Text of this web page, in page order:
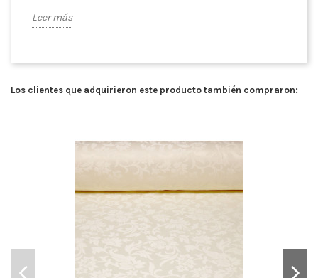
Leer más
Los clientes que adquirieron este producto también compraron: